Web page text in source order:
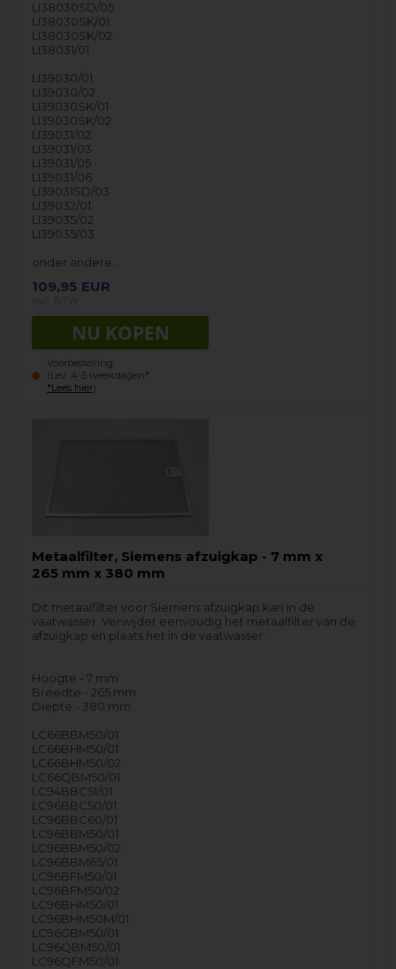
LI38030SD/05
LI38030SK/01
LI38030SK/02
LI38031/01
LI39030/01
LI39030/02
LI39030SK/01
LI39030SK/02
LI39031/02
LI39031/03
LI39031/05
LI39031/06
LI39031SD/03
LI39032/01
LI39035/02
LI39035/03
onder andere…
109,95 EUR
Voorbestelling
(Lev. 4-5 weekdagen*
*Lees hier)
Metaalfilter, Siemens afzuigkap - 7 mm x
265 mm x 380 mm
Dit metaalfilter voor Siemens afzuigkap kan in de
vaatwasser. Verwijder eenvoudig het metaalfilter van de
afzuigkap en plaats het in de vaatwasser.
Hoogte - 7 mm
Breedte - 265 mm
Diepte - 380 mm
LC66BBM50/01
LC66BHM50/01
LC66BHM50/02
LC66QBM50/01
LC94BBC51/01
LC96BBC50/01
LC96BBC60/01
LC96BBM50/01
LC96BBM50/02
LC96BBM65/01
LC96BFM50/01
LC96BFM50/02
LC96BHM50/01
LC96BHM50M/01
LC96GBM50/01
LC96QBM50/01
LC96QFM50/01